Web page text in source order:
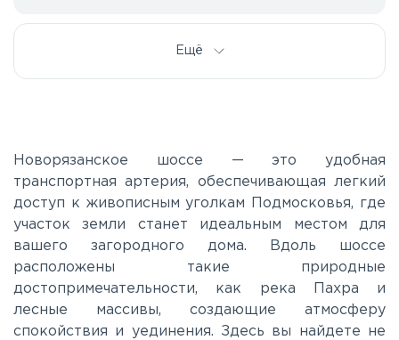
Калужское
Каширское
Киевское
Ленинградское
Ещё
Новорязанское шоссе — это удобная
транспортная артерия, обеспечивающая легкий
доступ к живописным уголкам Подмосковья, где
участок земли станет идеальным местом для
вашего загородного дома. Вдоль шоссе
расположены такие природные
достопримечательности, как река Пахра и
лесные массивы, создающие атмосферу
спокойствия и уединения. Здесь вы найдете не